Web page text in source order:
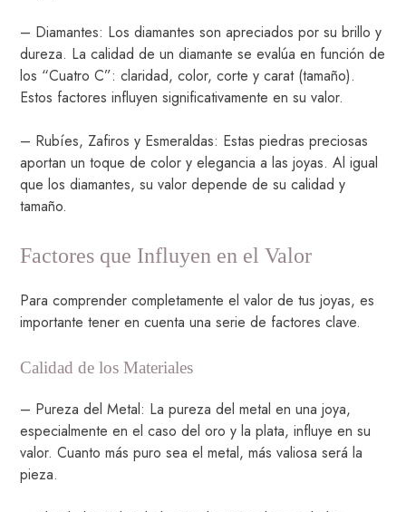
– Diamantes: Los diamantes son apreciados por su brillo y
dureza. La calidad de un diamante se evalúa en función de
los “Cuatro C”: claridad, color, corte y carat (tamaño).
Estos factores influyen significativamente en su valor.
– Rubíes, Zafiros y Esmeraldas: Estas piedras preciosas
aportan un toque de color y elegancia a las joyas. Al igual
que los diamantes, su valor depende de su calidad y
tamaño.
Factores que Influyen en el Valor
Para comprender completamente el valor de tus joyas, es
importante tener en cuenta una serie de factores clave.
Calidad de los Materiales
– Pureza del Metal: La pureza del metal en una joya,
especialmente en el caso del oro y la plata, influye en su
valor. Cuanto más puro sea el metal, más valiosa será la
pieza.